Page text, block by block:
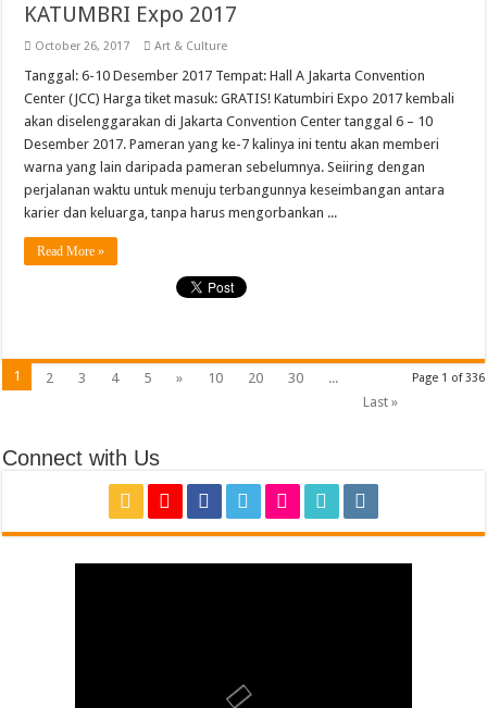
KATUMBRI Expo 2017
October 26, 2017 Art & Culture
Tanggal: 6-10 Desember 2017 Tempat: Hall A Jakarta Convention
Center (JCC) Harga tiket masuk: GRATIS! Katumbiri Expo 2017 kembali
akan diselenggarakan di Jakarta Convention Center tanggal 6 – 10
Desember 2017. Pameran yang ke-7 kalinya ini tentu akan memberi
warna yang lain daripada pameran sebelumnya. Seiiring dengan
perjalanan waktu untuk menuju terbangunnya keseimbangan antara
karier dan keluarga, tanpa harus mengorbankan ...
Read More »
Page 1 of 336
1 2 3 4 5 » 10 20 30
...
Last »
Connect with Us